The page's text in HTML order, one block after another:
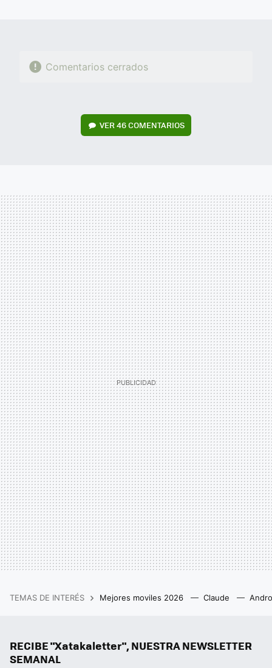
Comentarios cerrados
VER46 COMENTARIOS
TEMAS DE INTERÉS Mejores moviles 2026 Claude
RECIBE "Xatakaletter", NUESTRA NEWSLETTER
SEMANAL